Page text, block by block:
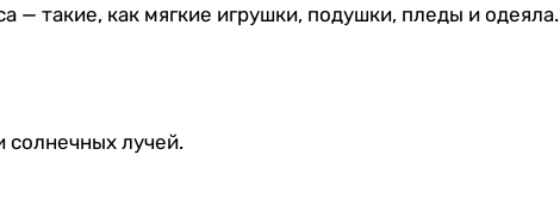
такие, как мягкие игрушки, подушки, пледы и одеяла.
лучей.